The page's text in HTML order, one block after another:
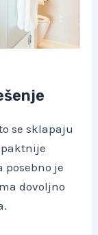
se sklapaju
posebno je
dovoljno